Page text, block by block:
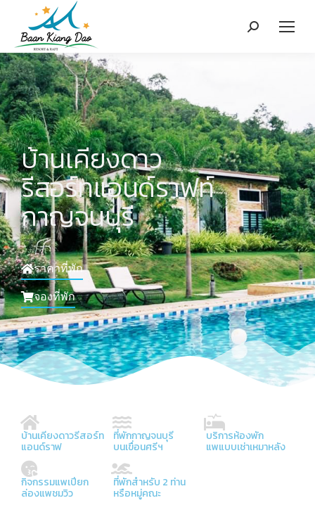
บ้านเคียงดาว
รีสอร์ทแอนด์ราฟท์
กาญจนบุรี
ราคาที่พัก
จองที่พัก
บ้านเคียงดาวรีสอร์ท
แอนด์ราฟ
ที่พักกาญจนบุรี
บนเขื่อนศรีฯ
บริการห้องพัก
แพแบบเช่าเหมาหลัง
กิจกรรมแพเปียก
ล่องแพชมวิว
ที่พักสำหรับ 2 ท่าน
หรือหมู่คณะ